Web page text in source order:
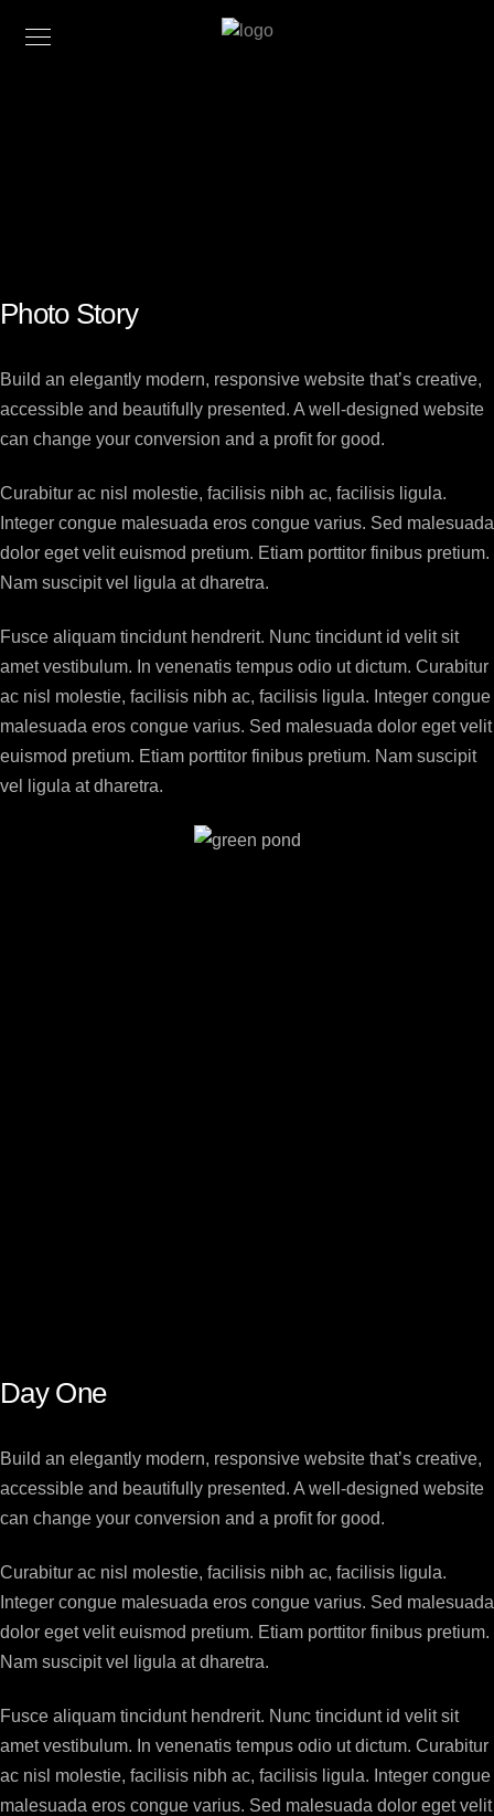
Photo Story
Build an elegantly modern, responsive website that’s creative,
accessible and beautifully presented. A well-designed website
can change your conversion and a profit for good.
Curabitur ac nisl molestie, facilisis nibh ac, facilisis ligula.
Integer congue malesuada eros congue varius. Sed malesuada
dolor eget velit euismod pretium. Etiam porttitor finibus pretium.
Nam suscipit vel ligula at dharetra.
Fusce aliquam tincidunt hendrerit. Nunc tincidunt id velit sit
amet vestibulum. In venenatis tempus odio ut dictum. Curabitur
ac nisl molestie, facilisis nibh ac, facilisis ligula. Integer congue
malesuada eros congue varius. Sed malesuada dolor eget velit
euismod pretium. Etiam porttitor finibus pretium. Nam suscipit
vel ligula at dharetra.
Day One
Build an elegantly modern, responsive website that’s creative,
accessible and beautifully presented. A well-designed website
can change your conversion and a profit for good.
Curabitur ac nisl molestie, facilisis nibh ac, facilisis ligula.
Integer congue malesuada eros congue varius. Sed malesuada
dolor eget velit euismod pretium. Etiam porttitor finibus pretium.
Nam suscipit vel ligula at dharetra.
Fusce aliquam tincidunt hendrerit. Nunc tincidunt id velit sit
amet vestibulum. In venenatis tempus odio ut dictum. Curabitur
ac nisl molestie, facilisis nibh ac, facilisis ligula. Integer congue
malesuada eros congue varius. Sed malesuada dolor eget velit